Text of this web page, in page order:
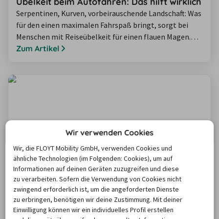
Serpentinen, Kurven, vorbeirauschende Landschaft: Was
für den einen maximalen Fahrspaß bringt, sorgt bei
Menschen mit Reiseübelkeit für einen flauen Magen.
Aber was kann man gegen Übelkeit beim Autofahren
Zum Artikel
Ergonomie im Auto: So sitzen Sie gesund,
sicher und bequem
Ergonomische Bürostühle oder Matratzen kennt jeder,
aber Ergonomie im Auto wird oft vernachlässigt. Der
Wir verwenden Cookies
Wir, die FLOYT Mobility GmbH, verwenden Cookies und
ähnliche Technologien (im Folgenden: Cookies), um auf
Informationen auf deinen Geräten zuzugreifen und diese
zu verarbeiten. Sofern die Verwendung von Cookies nicht
zwingend erforderlich ist, um die angeforderten Dienste
zu erbringen, benötigen wir deine Zustimmung. Mit deiner
Einwilligung können wir ein individuelles Profil erstellen